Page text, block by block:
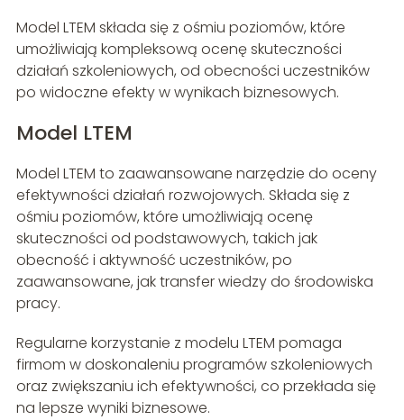
Model LTEM składa się z ośmiu poziomów, które
umożliwiają kompleksową ocenę skuteczności
działań szkoleniowych, od obecności uczestników
po widoczne efekty w wynikach biznesowych.
Model LTEM
Model LTEM to zaawansowane narzędzie do oceny
efektywności działań rozwojowych. Składa się z
ośmiu poziomów, które umożliwiają ocenę
skuteczności od podstawowych, takich jak
obecność i aktywność uczestników, po
zaawansowane, jak transfer wiedzy do środowiska
pracy.
Regularne korzystanie z modelu LTEM pomaga
firmom w doskonaleniu programów szkoleniowych
oraz zwiększaniu ich efektywności, co przekłada się
na lepsze wyniki biznesowe.